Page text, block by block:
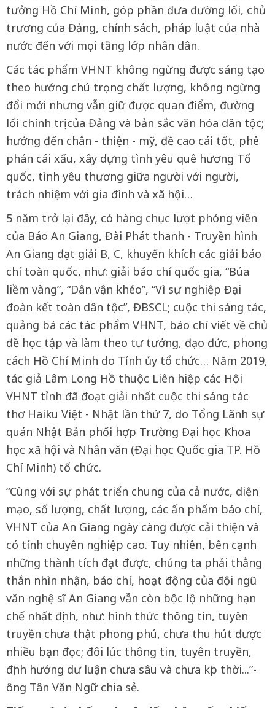
tưởng Hồ Chí Minh, góp phần đưa đường lối, chủ
trương của Đảng, chính sách, pháp luật của nhà
nước đến với mọi tầng lớp nhân dân.
Các tác phẩm VHNT không ngừng được sáng tạo
theo hướng chú trọng chất lượng, không ngừng
đổi mới nhưng vẫn giữ được quan điểm, đường
lối chính trị của Đảng và bản sắc văn hóa dân tộc;
hướng đến chân - thiện - mỹ, đề cao cái tốt, phê
phán cái xấu, xây dựng tình yêu quê hương Tổ
quốc, tình yêu thương giữa người với người,
trách nhiệm với gia đình và xã hội…
5 năm trở lại đây, có hàng chục lượt phóng viên
của Báo An Giang, Đài Phát thanh - Truyền hình
An Giang đạt giải B, C, khuyến khích các giải báo
chí toàn quốc, như: giải báo chí quốc gia, “Búa
liềm vàng”, “Dân vận khéo”, “Vì sự nghiệp Đại
đoàn kết toàn dân tộc”, ĐBSCL; cuộc thi sáng tác,
quảng bá các tác phẩm VHNT, báo chí viết về chủ
đề học tập và làm theo tư tưởng, đạo đức, phong
cách Hồ Chí Minh do Tỉnh ủy tổ chức… Năm 2019,
tác giả Lâm Long Hồ thuộc Liên hiệp các Hội
VHNT tỉnh đã đoạt giải nhất cuộc thi sáng tác
thơ Haiku Việt - Nhật lần thứ 7, do Tổng Lãnh sự
quán Nhật Bản phối hợp Trường Đại học Khoa
học xã hội và Nhân văn (Đại học Quốc gia TP. Hồ
Chí Minh) tổ chức.
“Cùng với sự phát triển chung của cả nước, diện
mạo, số lượng, chất lượng, các ấn phẩm báo chí,
VHNT của An Giang ngày càng được cải thiện và
có tính chuyên nghiệp cao. Tuy nhiên, bên cạnh
những thành tích đạt được, chúng ta phải thẳng
thắn nhìn nhận, báo chí, hoạt động của đội ngũ
văn nghệ sĩ An Giang vẫn còn bộc lộ những hạn
chế nhất định, như: hình thức thông tin, tuyên
truyền chưa thật phong phú, chưa thu hút được
nhiều bạn đọc; đôi lúc thông tin, tuyên truyền,
định hướng dư luận chưa sâu và chưa kịp thời...”-
ông Tân Văn Ngữ chia sẻ.